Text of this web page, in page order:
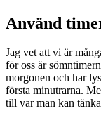
Använd
Jag vet att vi är
för oss är
morgonen och har
första minutrarna.
till var man kan